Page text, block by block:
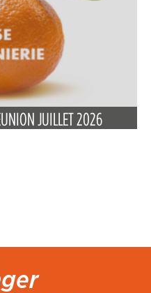
JUILLET 2026